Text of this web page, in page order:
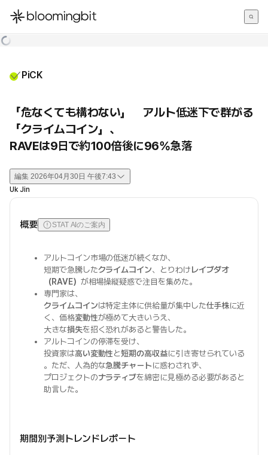
한국어
PiCK
「危なくても構わない」 アルト低迷下で群がる
「クライムコイン」、
RAVEは9日で約100倍後に96%急落
編集 2026年04月30日 午後7:43
Uk Jin
概要 STAT AIのご案内
アルトコイン市場の低迷が続くなか、
短期で急騰したクライムコイン、とりわけレイブダオ
（RAVE） が相場操縦疑惑で注目を集めた。
専門家は、
クライムコインは特定主体に供給量が集中した仕手株に近
く、価格変動性が極めて大きいうえ、
大きな損失を招く恐れがあると警告した。
アルトコインの停滞を受け、
投資家は高い変動性と短期の高収益に引き寄せられている
。ただ、人為的な急騰チャートに惑わされず、
プロジェクトのナラティブを綿密に見極める必要があると
助言した。
期間別予測トレンドレポート